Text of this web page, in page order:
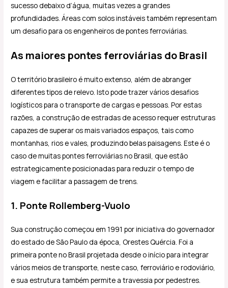
sucesso debaixo d’água, muitas vezes a grandes
profundidades. Áreas com solos instáveis também representam
um desafio para os engenheiros de pontes ferroviárias.
As maiores pontes ferroviárias do Brasil
O território brasileiro é muito extenso, além de abranger
diferentes tipos de relevo. Isto pode trazer vários desafios
logísticos para o transporte de cargas e pessoas. Por estas
razões, a construção de estradas de acesso requer estruturas
capazes de superar os mais variados espaços, tais como
montanhas, rios e vales, produzindo belas paisagens. Este é o
caso de muitas pontes ferroviárias no Brasil, que estão
estrategicamente posicionadas para reduzir o tempo de
viagem e facilitar a passagem de trens.
1. Ponte Rollemberg-Vuolo
Sua construção começou em 1991 por iniciativa do governador
do estado de São Paulo da época, Orestes Quércia. Foi a
primeira ponte no Brasil projetada desde o início para integrar
vários meios de transporte, neste caso, ferroviário e rodoviário,
e sua estrutura também permite a travessia por pedestres.